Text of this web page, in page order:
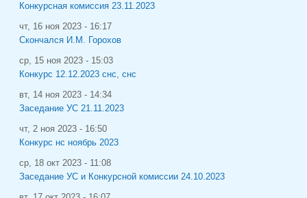
Конкурсная комиссия 23.11.2023
чт, 16 ноя 2023 - 16:17
Скончался И.М. Горохов
ср, 15 ноя 2023 - 15:03
Конкурс 12.12.2023 снс, снс
вт, 14 ноя 2023 - 14:34
Заседание УС 21.11.2023
чт, 2 ноя 2023 - 16:50
Конкурс нс ноябрь 2023
ср, 18 окт 2023 - 11:08
Заседание УС и Конкурсной комиссии 24.10.2023